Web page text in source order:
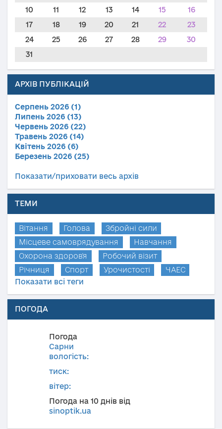
10
11 12 13 14 15
16
17
18 19 20 21 22
23
24
25 26 27 28 29
30
31
АРХІВ ПУБЛІКАЦІЙ
Серпень 2026 (1)
Липень 2026 (13)
Червень 2026 (22)
Травень 2026 (14)
Квітень 2026 (6)
Березень 2026 (25)
Показати/приховати весь архів
ТЕМИ
Вітання Голова
Збройні сили
Місцеве самоврядування
Навчання
Охорона здоров'я
Робочий візит
Річниця
Спорт Урочистості
ЧАЕС
Показати всі теги
ПОГОДА
Погода
Сарни
вологість:
тиск:
вітер:
Погода на 10 днів від
sinoptik.ua